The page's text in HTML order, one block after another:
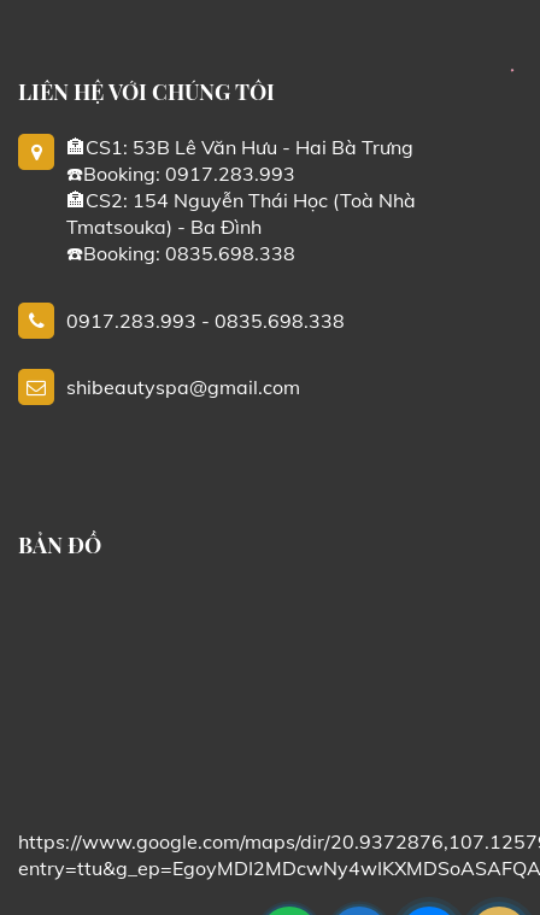
LIÊN HỆ VỚI CHÚNG TÔI
🏣CS1: 53B Lê Văn Hưu - Hai Bà Trưng
☎️Booking: 0917.283.993
🏣CS2: 154 Nguyễn Thái Học (Toà Nhà
Tmatsouka) - Ba Đình
☎️Booking: 0835.698.338
0917.283.993 - 0835.698.338
shibeautyspa@gmail.com
BẢN ĐỒ
https://www.google.com/maps/dir/